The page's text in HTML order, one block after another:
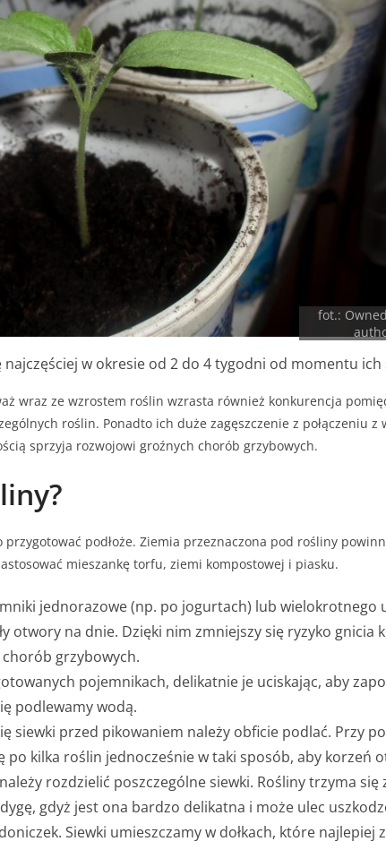
fot.:
w okresie od 2 do 4 tygodni od momentu ich
wraz ze wzrostem roślin wzrasta również konkurencja
roślin. Ponadto ich duże zagęszczenie z połączeniu z
sprzyja rozwojowi groźnych chorób grzybowych.
podłoże. Ziemia przeznaczona pod rośliny
mieszankę torfu, ziemi kompostowej i piasku.
jednorazowe (np. po jogurtach) lub wielokrotnego
otwory na dnie. Dzięki nim zmniejszy się ryzyko gnicia
grzybowych.
pojemnikach, delikatnie je uciskając, aby
podlewamy wodą.
siewki przed pikowaniem należy obficie podlać. Przy
po kilka roślin jednocześnie w taki sposób, aby korzeń
rozdzielić poszczególne siewki. Rośliny trzyma się
gdyż jest ona bardzo delikatna i może ulec
Siewki umieszczamy w dołkach, które najlepiej